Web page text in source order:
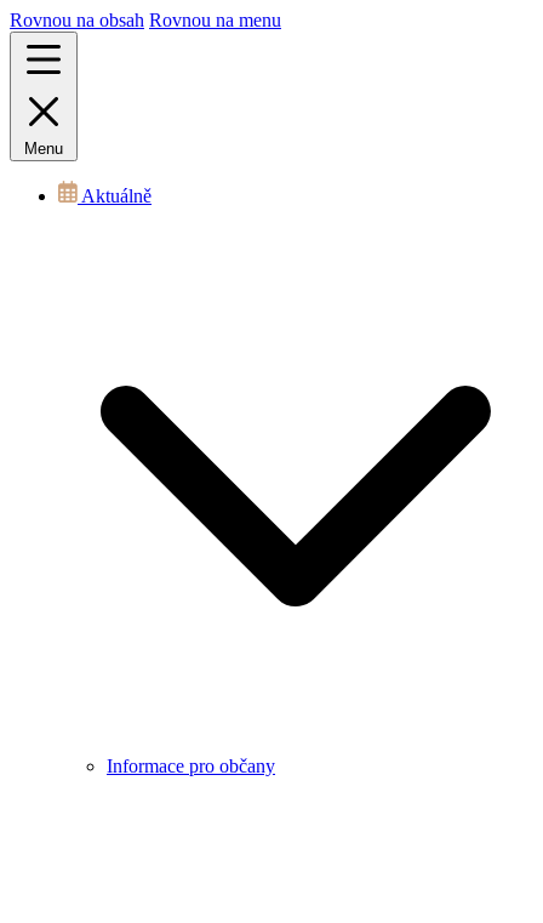
Rovnou na obsah Rovnou na menu
Menu
Aktuálně
Informace pro občany